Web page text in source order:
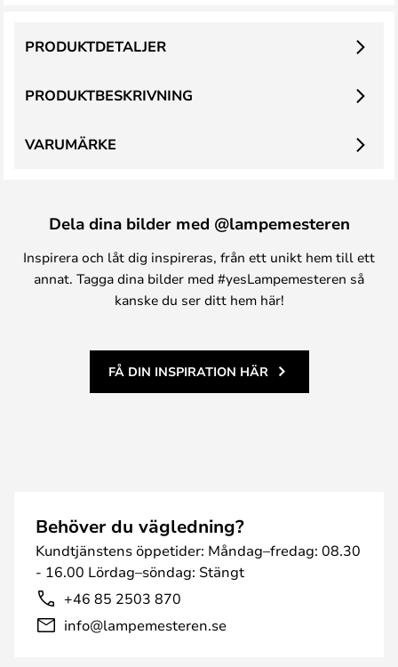
PRODUKTBESKRIVNING
PRODUKTDETALJER
VARUMÄRKE
Dela dina bilder med @lampemesteren
Inspirera och låt dig inspireras, från ett unikt hem till ett
annat. Tagga dina bilder med #yesLampemesteren så
kanske du ser ditt hem här!
FÅ DIN INSPIRATION HÄR
Behöver du vägledning?
Kundtjänstens öppetider: Måndag–fredag: 08.30
- 16.00 Lördag–söndag: Stängt
+46 85 2503 870
info@lampemesteren.se